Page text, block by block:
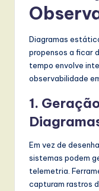
Diagramas
propensos a ficar
tempo envolve
observabilidade
1.
Em vez de
sistemas podem
telemetria.
capturam rastros